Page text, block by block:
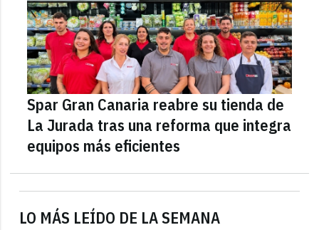
LO MÁS LEÍDO DE LA SEMANA
Spar Gran Canaria reabre su tienda de
La Jurada tras una reforma que integra
equipos más eficientes